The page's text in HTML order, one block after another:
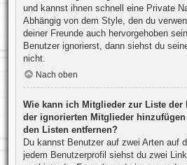
und kannst ihnen schnell eine Private
Abhängig von dem Style, den du
deiner Freunde auch hervorgehoben
Benutzer ignorierst, dann siehst du
nicht.
Nach oben
Wie kann ich Mitglieder zur Liste der
der ignorierten Mitglieder
den Listen entfernen?
Du kannst Benutzer auf zwei Arten auf
jedem Benutzerprofil siehst du zwei